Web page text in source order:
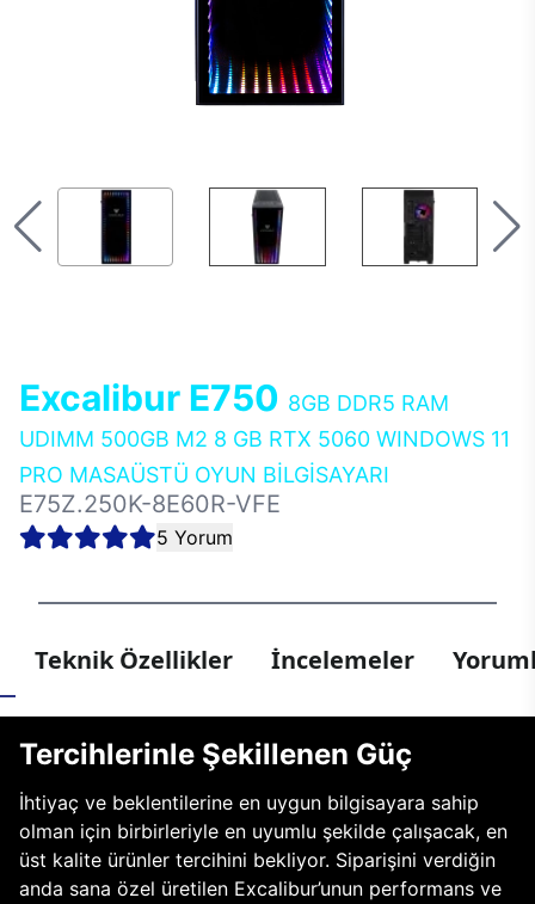
Excalibur E750 8GB DDR5 RAM
UDIMM 500GB M2 8 GB RTX 5060 WINDOWS 11
PRO MASAÜSTÜ OYUN BİLGİSAYARI
E75Z.250K-8E60R-VFE
5 Yorum
Teknik Özellikler İncelemeler
Tercihlerinle Şekillenen Güç
İhtiyaç ve beklentilerine en uygun bilgisayara sahip
olman için birbirleriyle en uyumlu şekilde çalışacak, en
üst kalite ürünler tercihini bekliyor. Siparişini verdiğin
anda sana özel üretilen Excalibur’unun performans ve